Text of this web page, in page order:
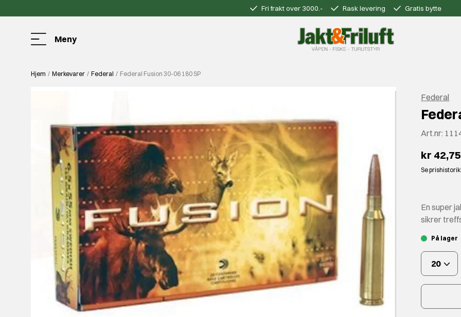
Fri frakt over 3000.- Rask levering Gratis bytte
Meny
Hjem Merkevarer Federal Federal Fusion 30-06 180 SP
Federal
Art.nr:
kr 42,75
Se
En super
sikrer
På lager
20